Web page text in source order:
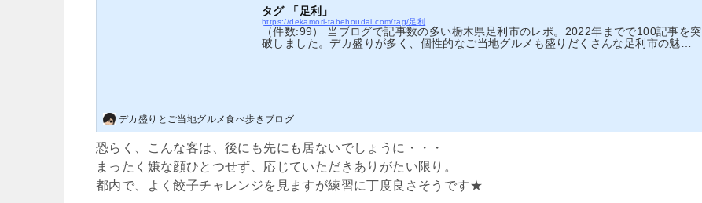
タグ 「足利」
https://dekamori-tabehoudai.com/tag/足利
（件数:99） 当ブログで記事数の多い栃木県足利市のレポ。2022年までで100記事を突
破しました。デカ盛りが多く、個性的なご当地グルメも盛りだくさんな足利市の魅力
デカ盛りとご当地グルメ食べ歩きブログ
恐らく、こんな客は、後にも先にも居ないでしょうに・・・
まったく嫌な顔ひとつせず、応じていただきありがたい限り。
都内で、よく餃子チャレンジを見ますが練習に丁度良さそうです★